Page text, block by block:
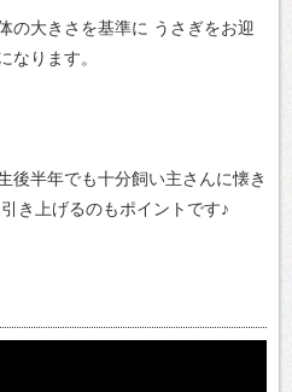
の大きさを基準に うさぎをお迎
なります。
後半年でも十分飼い主さんに懐き
き上げるのもポイントです♪